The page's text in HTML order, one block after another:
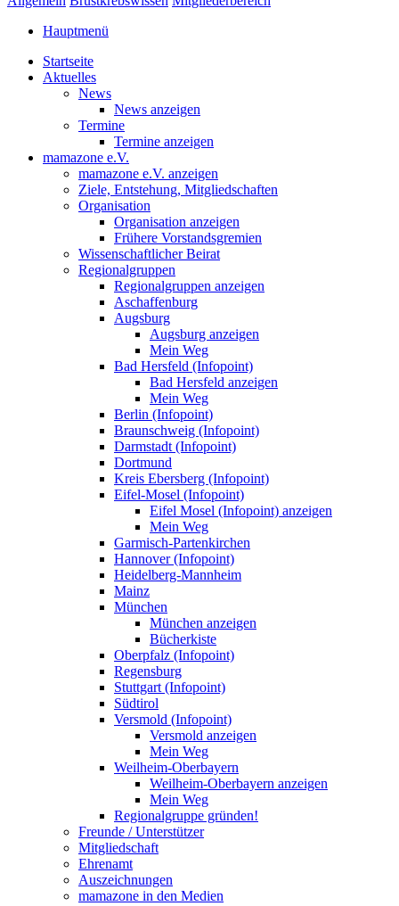
Hauptmenü
Startseite
Aktuelles
News
News anzeigen
Termine
Termine anzeigen
mamazone e.V.
mamazone e.V. anzeigen
Ziele, Entstehung, Mitgliedschaften
Organisation
Organisation anzeigen
Frühere Vorstandsgremien
Wissenschaftlicher Beirat
Regionalgruppen
Regionalgruppen anzeigen
Aschaffenburg
Augsburg
Augsburg anzeigen
Mein Weg
Bad Hersfeld (Infopoint)
Bad Hersfeld anzeigen
Mein Weg
Berlin (Infopoint)
Braunschweig (Infopoint)
Darmstadt (Infopoint)
Dortmund
Kreis Ebersberg (Infopoint)
Eifel-Mosel (Infopoint)
Eifel Mosel (Infopoint) anzeigen
Mein Weg
Garmisch-Partenkirchen
Hannover (Infopoint)
Heidelberg-Mannheim
Mainz
München
München anzeigen
Bücherkiste
Oberpfalz (Infopoint)
Regensburg
Stuttgart (Infopoint)
Südtirol
Versmold (Infopoint)
Versmold anzeigen
Mein Weg
Weilheim-Oberbayern
Weilheim-Oberbayern anzeigen
Mein Weg
Regionalgruppe gründen!
Freunde / Unterstützer
Mitgliedschaft
Ehrenamt
Auszeichnungen
mamazone in den Medien